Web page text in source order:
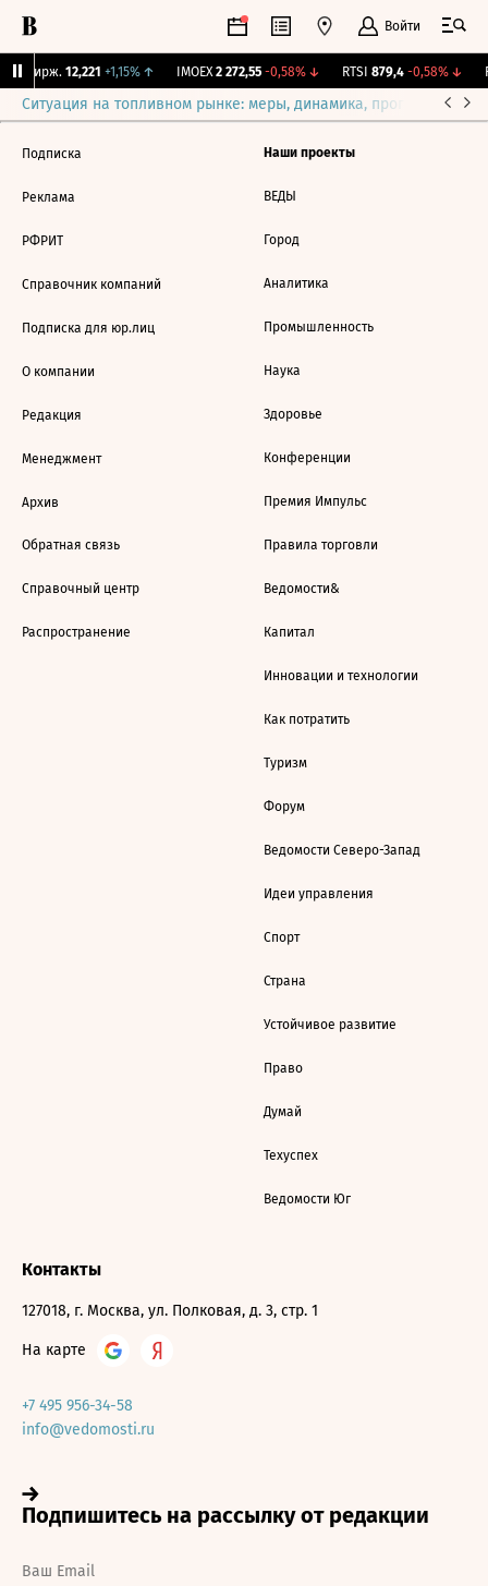
Войти
Бирж. 12,221 +1,15%↑ IMOEX 2 272,55 -0,58%↓ RTSI 879,4 -0,58%↓
Ситуация на топливном рынке: меры, динамика, прогнозы
Подписка
Реклама
РФРИТ
Справочник компаний
Подписка для юр.лиц
О компании
Редакция
Менеджмент
Архив
Обратная связь
Справочный центр
Распространение
Наши проекты
ВЕДЫ
Город
Аналитика
Промышленность
Наука
Здоровье
Конференции
Премия Импульс
Правила торговли
Ведомости&
Капитал
Инновации и технологии
Как потратить
Туризм
Форум
Ведомости Северо-Запад
Идеи управления
Спорт
Страна
Устойчивое развитие
Право
Думай
Техуспех
Ведомости Юг
Контакты
127018, г. Москва, ул. Полковая, д. 3, стр. 1
На карте
+7 495 956-34-58
info@vedomosti.ru